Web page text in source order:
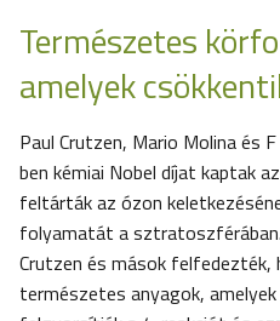
Természetes
amelyek
Paul Crutzen, Mario Molina és
ben kémiai Nobel díjat kaptak
feltárták az ózon
folyamatát a
Crutzen és mások felfedezték,
természetes anyagok,